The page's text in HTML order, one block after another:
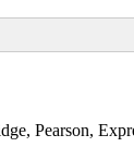
Pearson,